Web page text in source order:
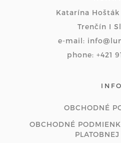
Katarína
Trenčín I
e-mail:
phone: +421
INFO
OBCHODNÉ
OBCHODNÉ